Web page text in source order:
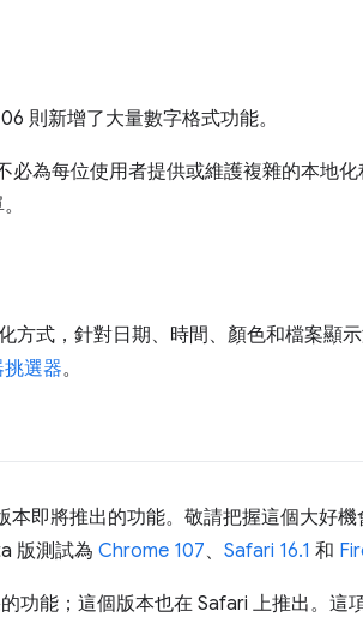
則新增了大量數字格式功能。
為每位使用者提供或維護複雜的本地
方式，針對日期、時間、顏色和檔案顯
選器。
本即將推出的功能。敬請把握這個大好
版測試為 Chrome 107、 Safari 16.1 和
功能；這個版本也在 Safari 上推出。這